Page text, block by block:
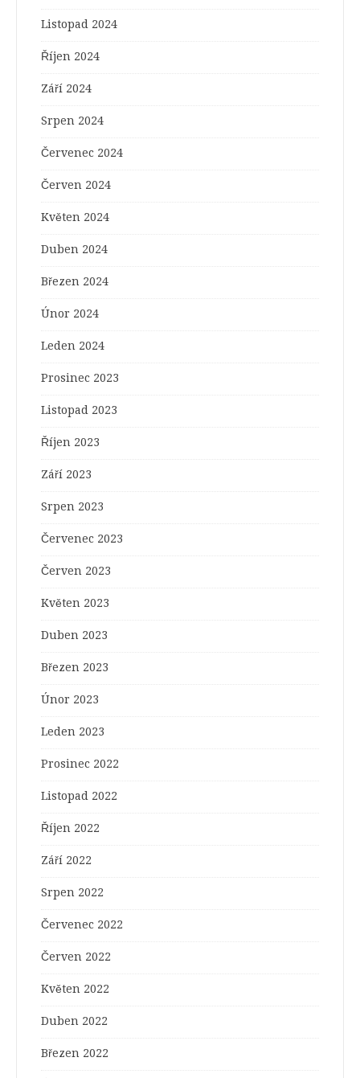
Listopad 2024
Říjen 2024
Září 2024
Srpen 2024
Červenec 2024
Červen 2024
Květen 2024
Duben 2024
Březen 2024
Únor 2024
Leden 2024
Prosinec 2023
Listopad 2023
Říjen 2023
Září 2023
Srpen 2023
Červenec 2023
Červen 2023
Květen 2023
Duben 2023
Březen 2023
Únor 2023
Leden 2023
Prosinec 2022
Listopad 2022
Říjen 2022
Září 2022
Srpen 2022
Červenec 2022
Červen 2022
Květen 2022
Duben 2022
Březen 2022